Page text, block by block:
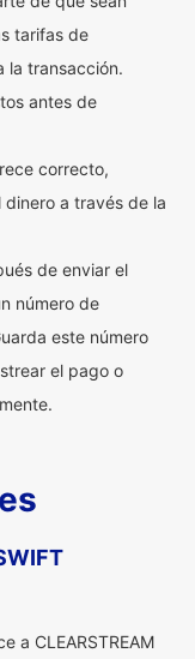
tarifas de
la transacción.
antes de
correcto,
a través de la
de enviar el
número de
este número
el pago o
a CLEARSTREAM